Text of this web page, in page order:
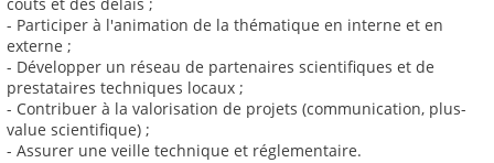
coûts et des délais ;
- Participer à l'animation de la thématique en interne et en
externe ;
- Développer un réseau de partenaires scientifiques et de
prestataires techniques locaux ;
- Contribuer à la valorisation de projets (communication, plus-
value scientifique) ;
- Assurer une veille technique et réglementaire.